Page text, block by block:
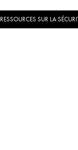
RESSOURCES SUR LA